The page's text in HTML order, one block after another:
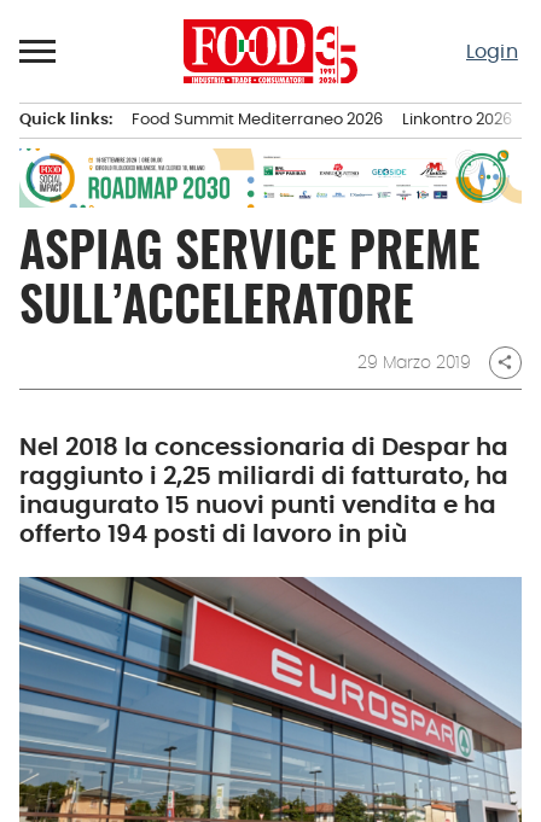
al
Login
principale
Quick links: Food Summit Mediterraneo 2026 Linkontro 2026
ASPIAG SERVICE PREME
SULL’ACCELERATORE
29 Marzo 2019 share
Nel 2018 la concessionaria di Despar ha
raggiunto i 2,25 miliardi di fatturato, ha
inaugurato 15 nuovi punti vendita e ha
offerto 194 posti di lavoro in più